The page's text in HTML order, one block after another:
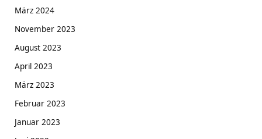
März 2024
November 2023
August 2023
April 2023
März 2023
Februar 2023
Januar 2023